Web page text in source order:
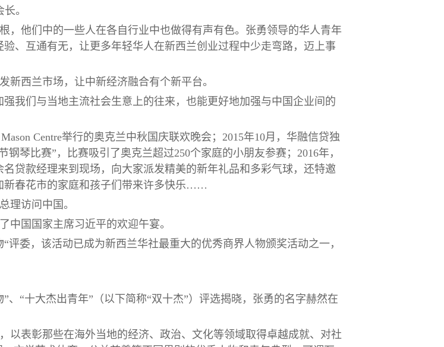
。
，他们中的一些人在各自行业中也做得有声有色。张勇领导的华人青年
、互通有无，让更多年轻华人在新西兰创业过程中少走弯路，迈上事
新西兰市场，让中新经济融合有个新平台。
我们与当地主流社会生意上的往来，也能更好地加强与中国企业间的
Centre举行的奥克兰中秋国庆联欢晚会；2015年10月，华融信贷独
琴比赛”，比赛吸引了奥克兰超过250个家庭的小朋友参赛；2016年，
贷款经理来到现场，向大家派发精美的新年礼品和多彩气球，还特邀
新春花市的家庭和孩子们带来许多快乐……
理访问中国。
中国国家主席习近平的欢迎午宴。
评委，该活动已成为新西兰华社最重大的优秀商界人物颁奖活动之一，
、“十大杰出青年”（以下简称“双十杰”）评选揭晓，张勇的名字赫然在
以表彰那些在海外当地的经济、政治、文化等领域取得卓越成就、对社